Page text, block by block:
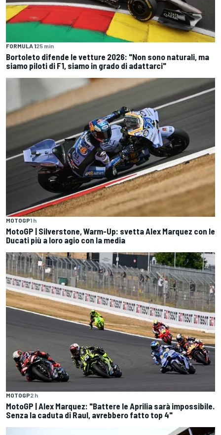
FORMULA 125 min
Bortoleto difende le vetture 2026: "Non sono naturali, ma
siamo piloti di F1, siamo in grado di adattarci"
MOTOGP1 h
MotoGP | Silverstone, Warm-Up: svetta Alex Marquez con le
Ducati più a loro agio con la media
MOTOGP2 h
MotoGP | Alex Marquez: "Battere le Aprilia sarà impossibile.
Senza la caduta di Raul, avrebbero fatto top 4"